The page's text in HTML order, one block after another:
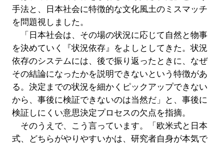
手法と、日本社会に特徴的な文化風土のミスマッチ
を問題視しました。
「日本社会は、その場の状況に応じて自然と物事
を決めていく『状況依存』をよしとしてきた。状況
依存のシステムには、後で振り返ったときに、なぜ
その結論になったかを説明できないという特徴があ
る。決定までの状況を細かくピックアップできない
から、事後に検証できないのは当然だ」と、事後に
検証しにくい意思決定プロセスの欠点を指摘。
そのうえで、こう言っています。「欧米式と日本
式、どちらがやりやすいかは、研究者自身が本気で